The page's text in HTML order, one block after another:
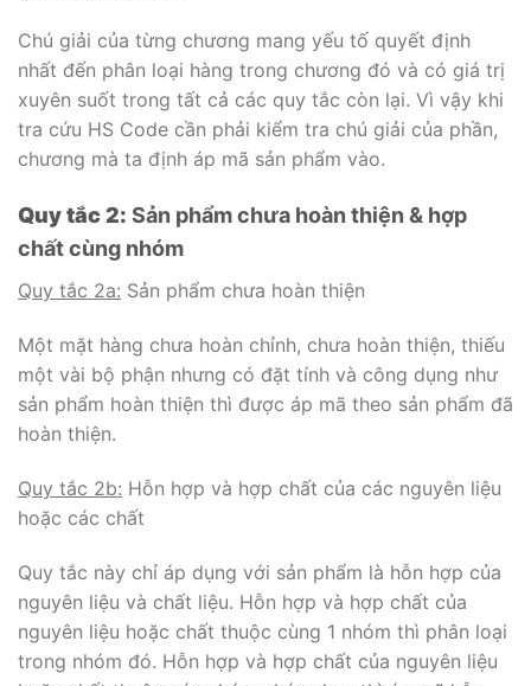
Chú giải của từng chương mang yếu tố quyết định
nhất đến phân loại hàng trong chương đó và có giá trị
xuyên suốt trong tất cả các quy tắc còn lại. Vì vậy khi
tra cứu HS Code cần phải kiểm tra chú giải của phần,
chương mà ta định áp mã sản phẩm vào.
Quy tắc 2: Sản phẩm chưa hoàn thiện & hợp
chất cùng nhóm
Quy tắc 2a: Sản phẩm chưa hoàn thiện
Một mặt hàng chưa hoàn chỉnh, chưa hoàn thiện, thiếu
một vài bộ phận nhưng có đặt tính và công dụng như
sản phẩm hoàn thiện thì được áp mã theo sản phẩm đã
hoàn thiện.
Quy tắc 2b: Hỗn hợp và hợp chất của các nguyên liệu
hoặc các chất
Quy tắc này chỉ áp dụng với sản phẩm là hỗn hợp của
nguyên liệu và chất liệu. Hỗn hợp và hợp chất của
nguyên liệu hoặc chất thuộc cùng 1 nhóm thì phân loại
trong nhóm đó. Hỗn hợp và hợp chất của nguyên liệu